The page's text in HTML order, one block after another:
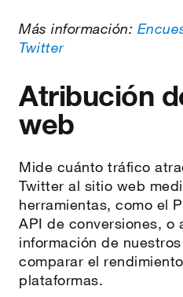
Más información:
Twitter
Atribución
web
Mide cuánto tráfico
Twitter al sitio web
herramientas, como el
API de conversiones, o
información de
comparar el
plataformas.